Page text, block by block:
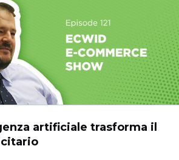
artificiale trasforma il